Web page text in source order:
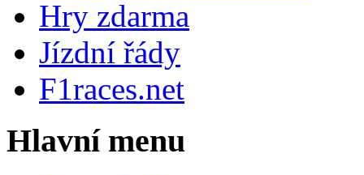
Hry zdarma
Jízdní řády
F1races.net
Hlavní menu